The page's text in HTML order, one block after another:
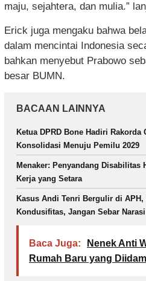
maju, sejahtera, dan mulia.”
Erick juga mengaku bahwa
dalam mencintai Indonesia
bahkan menyebut Prabowo
besar BUMN.
BACAAN LAINNYA
Ketua DPRD Bone Hadiri
Konsolidasi Menuju Pemilu 2029
Menaker: Penyandang Disabilitas
Kerja yang Setara
Kasus Andi Tenri Bergulir di APH,
Kondusifitas, Jangan Sebar
Baca Juga:
Nenek Anti
Rumah Baru yang